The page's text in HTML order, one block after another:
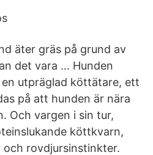
äter gräs på grund av
det vara … Hunden
utpräglad köttätare, ett
på att hunden är nära
Och vargen i sin tur,
köttkvarn,
och rovdjursinstinkter.